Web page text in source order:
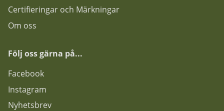
Certifieringar och Märkningar
Om oss
Följ oss gärna på...
Facebook
Instagram
Nyhetsbrev